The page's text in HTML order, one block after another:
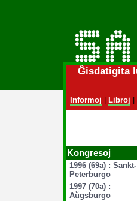
Ĝisdatigita
Informoj Libroj
Kongresoj
1996 (69a) : Sankt-
Peterburgo
1997 (70a) :
Aŭgsburgo